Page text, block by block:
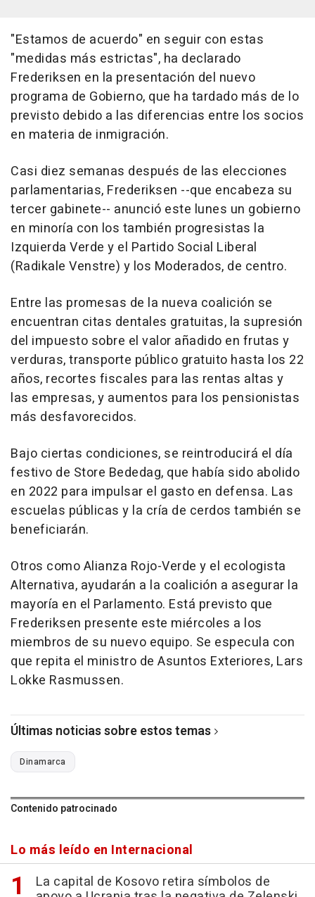
"Estamos de acuerdo" en seguir con estas
"medidas más estrictas", ha declarado
Frederiksen en la presentación del nuevo
programa de Gobierno, que ha tardado más de lo
previsto debido a las diferencias entre los socios
en materia de inmigración.
Casi diez semanas después de las elecciones
parlamentarias, Frederiksen --que encabeza su
tercer gabinete-- anunció este lunes un gobierno
en minoría con los también progresistas la
Izquierda Verde y el Partido Social Liberal
(Radikale Venstre) y los Moderados, de centro.
Entre las promesas de la nueva coalición se
encuentran citas dentales gratuitas, la supresión
del impuesto sobre el valor añadido en frutas y
verduras, transporte público gratuito hasta los 22
años, recortes fiscales para las rentas altas y
las empresas, y aumentos para los pensionistas
más desfavorecidos.
Bajo ciertas condiciones, se reintroducirá el día
festivo de Store Bededag, que había sido abolido
en 2022 para impulsar el gasto en defensa. Las
escuelas públicas y la cría de cerdos también se
beneficiarán.
Otros como Alianza Rojo-Verde y el ecologista
Alternativa, ayudarán a la coalición a asegurar la
mayoría en el Parlamento. Está previsto que
Frederiksen presente este miércoles a los
miembros de su nuevo equipo. Se especula con
que repita el ministro de Asuntos Exteriores, Lars
Lokke Rasmussen.
Últimas noticias sobre estos temas
Dinamarca
Contenido patrocinado
Lo más leído en Internacional
La capital de Kosovo retira símbolos de